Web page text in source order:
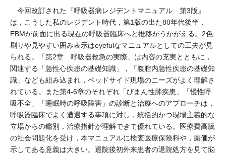
今回改訂された『呼吸器病レジデントマニュアル 第3版』
は，こうした私のレジデント時代，第1版の出た80年代後半，
EBMが前面に出る現在の呼吸器臨床へと推移がうかがえる。2色
刷りや見やすい囲み表示はeyefulなマニュアルとしての工夫が見
られる。「第2章 呼吸器救急の実際」は内容の充実とともに，
関連する「急性心疾患の基礎知識」，「腹腔内急性疾患の基礎知
識」なども組み込まれ，ベッドサイド現場のニーズがよく理解さ
れている。また第4-6章のそれぞれ「びまん性肺疾患」「慢性呼
吸不全」「睡眠時の呼吸障害」の診断と治療へのアプローチは，
呼吸器臨床でよく遭遇する事項に対し，統括的かつ現場主義的な
立場からの鑑別，治療指針が理解できて優れている。医療費高騰
の社会問題化を受け，本マニュアルに検査医療保険料や，薬価が
示してある意義は大きい。退院後初外来患者の退院処方を見て悩